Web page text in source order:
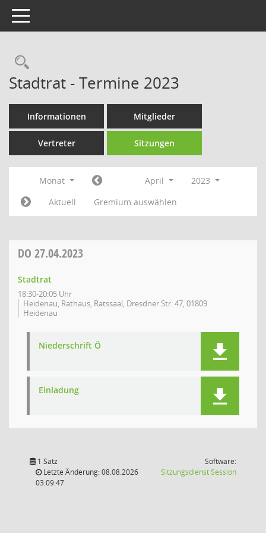
Toggle navigation
Rechercheauswahl
Stadtrat - Termine 2023
Informationen Mitglieder
Vertreter Sitzungen
Monat April
2023
Aktuell
Gremium auswählen
DO 27.04.2023
Stadtrat
18:30-20:05 Uhr
Heidenau, Rathaus, Ratssaal, Dresdner Str. 47, 01809
Heidenau
Niederschrift Ö
Einladung
1 Satz
Letzte Änderung: 08.08.2026
03:09:47
Software:
SitzungsdienstSession(Wird in